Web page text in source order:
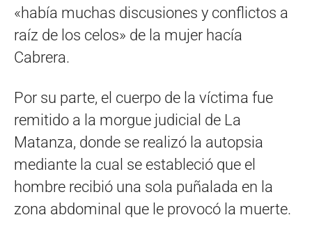
«había muchas discusiones y conflictos a
raíz de los celos» de la mujer hacía
Cabrera.
Por su parte, el cuerpo de la víctima fue
remitido a la morgue judicial de La
Matanza, donde se realizó la autopsia
mediante la cual se estableció que el
hombre recibió una sola puñalada en la
zona abdominal que le provocó la muerte.